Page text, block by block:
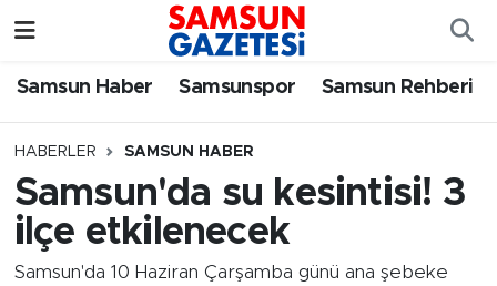
Samsun Haber Samsunspor Samsun Rehberi
HABERLER SAMSUN HABER
Samsun'da su kesintisi! 3
ilçe etkilenecek
Samsun'da 10 Haziran Çarşamba günü ana şebeke
Samsun Haber
Samsun Rehberi
Samsun Nöbetçi Eczaneler
SAMSUN Namaz Vakitleri